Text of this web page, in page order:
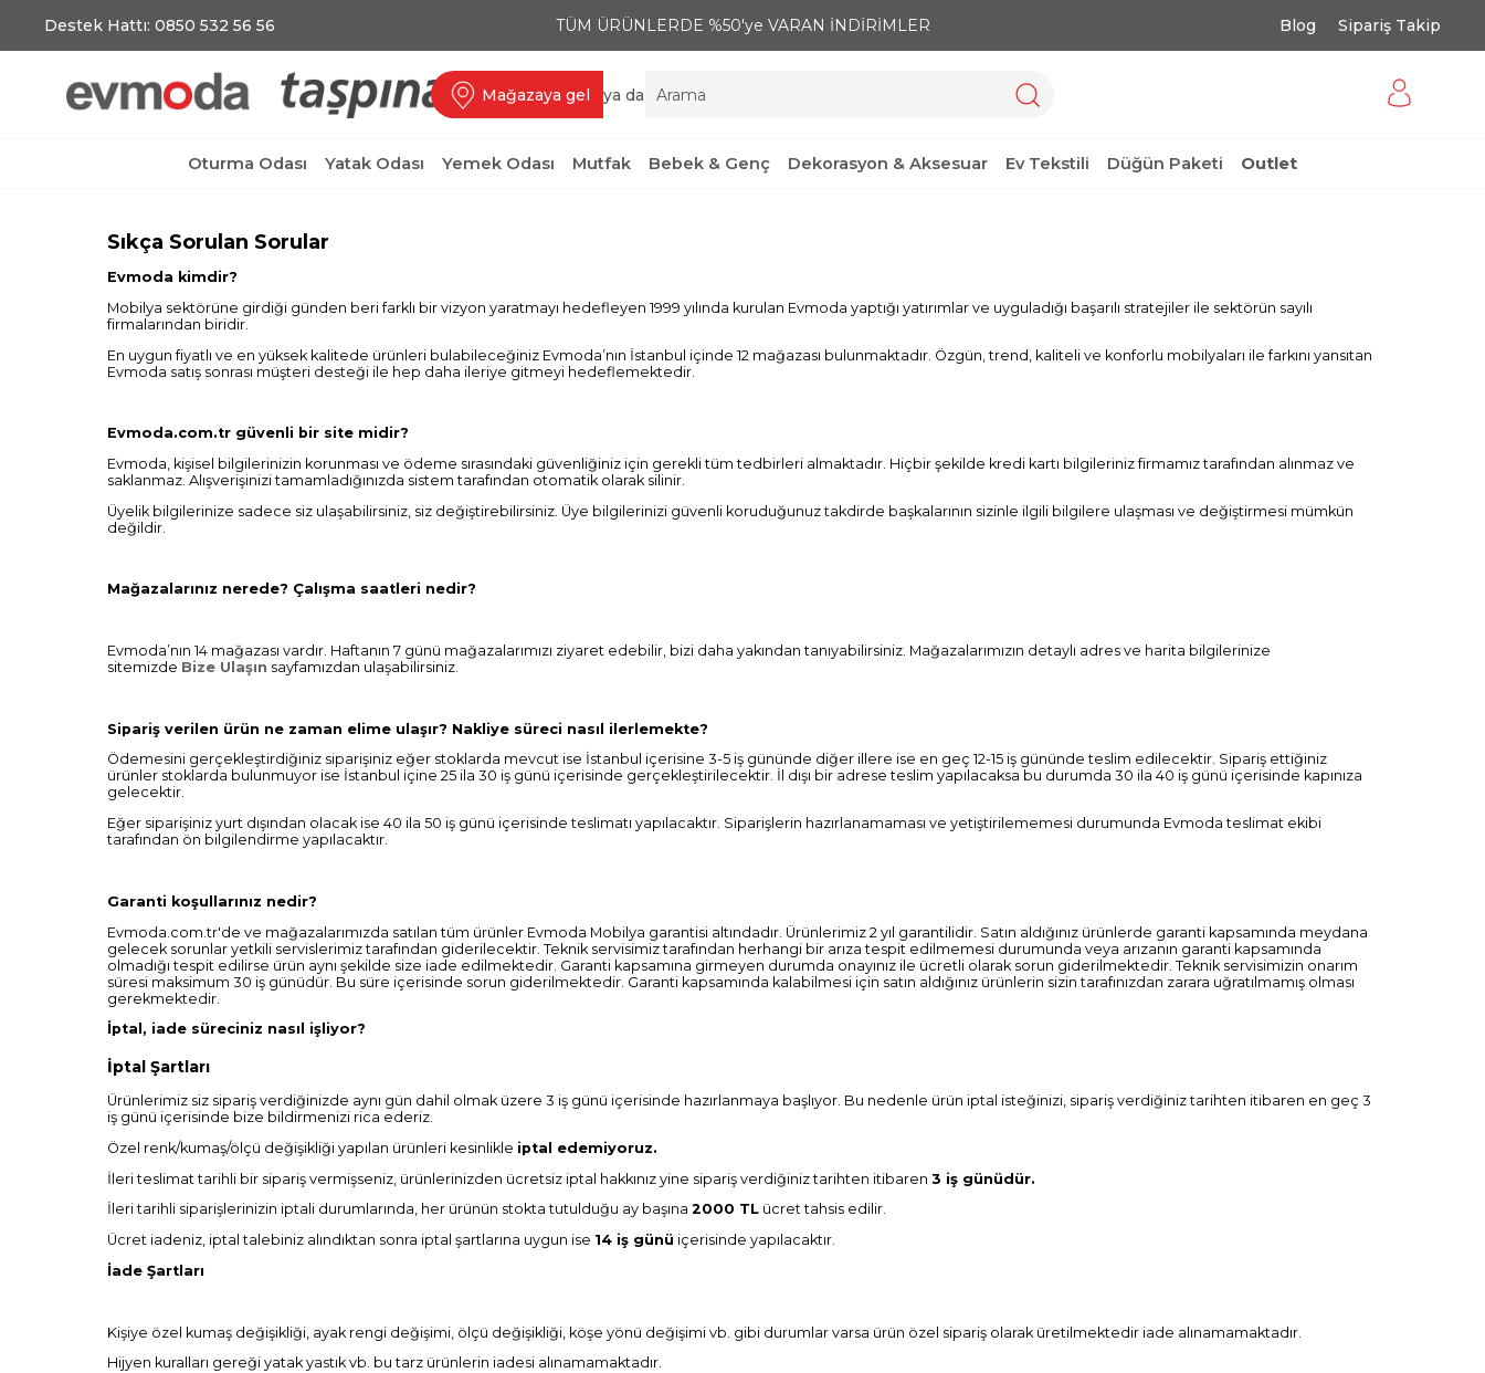
Destek Hattı: 0850 532 56 56 TÜM ÜRÜNLERDE %50'ye VARAN İNDİRİMLER Blog Sipariş Takip
Mağazaya gel ya da
Oturma Odası Yatak Odası Yemek Odası Mutfak Bebek & Genç Dekorasyon & Aksesuar Ev Tekstili Düğün Paketi Outlet
Sıkça Sorulan Sorular
Evmoda kimdir?
Mobilya sektörüne girdiği günden beri farklı bir vizyon yaratmayı hedefleyen 1999 yılında kurulan Evmoda yaptığı yatırımlar ve uyguladığı başarılı stratejiler ile sektörün sayılı
firmalarından biridir.
En uygun fiyatlı ve en yüksek kalitede ürünleri bulabileceğiniz Evmoda’nın İstanbul içinde 12 mağazası bulunmaktadır. Özgün, trend, kaliteli ve konforlu mobilyaları ile farkını yansıtan
Evmoda satış sonrası müşteri desteği ile hep daha ileriye gitmeyi hedeflemektedir.
Evmoda.com.tr güvenli bir site midir?
Evmoda, kişisel bilgilerinizin korunması ve ödeme sırasındaki güvenliğiniz için gerekli tüm tedbirleri almaktadır. Hiçbir şekilde kredi kartı bilgileriniz firmamız tarafından alınmaz ve
saklanmaz. Alışverişinizi tamamladığınızda sistem tarafından otomatik olarak silinir.
Üyelik bilgilerinize sadece siz ulaşabilirsiniz, siz değiştirebilirsiniz. Üye bilgilerinizi güvenli koruduğunuz takdirde başkalarının sizinle ilgili bilgilere ulaşması ve değiştirmesi mümkün
değildir.
Mağazalarınız nerede? Çalışma saatleri nedir?
Evmoda’nın 14 mağazası vardır. Haftanın 7 günü mağazalarımızı ziyaret edebilir, bizi daha yakından tanıyabilirsiniz. Mağazalarımızın detaylı adres ve harita bilgilerinize
sitemizde Bize Ulaşın sayfamızdan ulaşabilirsiniz.
Sipariş verilen ürün ne zaman elime ulaşır? Nakliye süreci nasıl ilerlemekte?
Ödemesini gerçekleştirdiğiniz siparişiniz eğer stoklarda mevcut ise İstanbul içerisine 3-5 iş gününde diğer illere ise en geç 12-15 iş gününde teslim edilecektir. Sipariş ettiğiniz
ürünler stoklarda bulunmuyor ise İstanbul içine 25 ila 30 iş günü içerisinde gerçekleştirilecektir. İl dışı bir adrese teslim yapılacaksa bu durumda 30 ila 40 iş günü içerisinde kapınıza
gelecektir.
Eğer siparişiniz yurt dışından olacak ise 40 ila 50 iş günü içerisinde teslimatı yapılacaktır. Siparişlerin hazırlanamaması ve yetiştirilememesi durumunda Evmoda teslimat ekibi
tarafından ön bilgilendirme yapılacaktır.
Garanti koşullarınız nedir?
Evmoda.com.tr'de ve mağazalarımızda satılan tüm ürünler Evmoda Mobilya garantisi altındadır. Ürünlerimiz 2 yıl garantilidir. Satın aldığınız ürünlerde garanti kapsamında meydana
gelecek sorunlar yetkili servislerimiz tarafından giderilecektir. Teknik servisimiz tarafından herhangi bir arıza tespit edilmemesi durumunda veya arızanın garanti kapsamında
olmadığı tespit edilirse ürün aynı şekilde size iade edilmektedir. Garanti kapsamına girmeyen durumda onayınız ile ücretli olarak sorun giderilmektedir. Teknik servisimizin onarım
süresi maksimum 30 iş günüdür. Bu süre içerisinde sorun giderilmektedir. Garanti kapsamında kalabilmesi için satın aldığınız ürünlerin sizin tarafınızdan zarara uğratılmamış olması
gerekmektedir.
İptal, iade süreciniz nasıl işliyor?
İptal Şartları
Ürünlerimiz siz sipariş verdiğinizde aynı gün dahil olmak üzere 3 iş günü içerisinde hazırlanmaya başlıyor. Bu nedenle ürün iptal isteğinizi, sipariş verdiğiniz tarihten itibaren en geç 3
iş günü içerisinde bize bildirmenizi rica ederiz.
Özel renk/kumaş/ölçü değişikliği yapılan ürünleri kesinlikle iptal edemiyoruz.
İleri teslimat tarihli bir sipariş vermişseniz, ürünlerinizden ücretsiz iptal hakkınız yine sipariş verdiğiniz tarihten itibaren 3 iş günüdür.
İleri tarihli siparişlerinizin iptali durumlarında, her ürünün stokta tutulduğu ay başına 2000 TLücret tahsis edilir.
Ücret iadeniz, iptal talebiniz alındıktan sonra iptal şartlarına uygun ise 14 iş günü içerisinde yapılacaktır.
İade Şartları
Kişiye özel kumaş değişikliği, ayak rengi değişimi, ölçü değişikliği, köşe yönü değişimi vb. gibi durumlar varsa ürün özel sipariş olarak üretilmektedir iade alınamamaktadır.
Hijyen kuralları gereği yatak yastık vb. bu tarz ürünlerin iadesi alınamamaktadır.